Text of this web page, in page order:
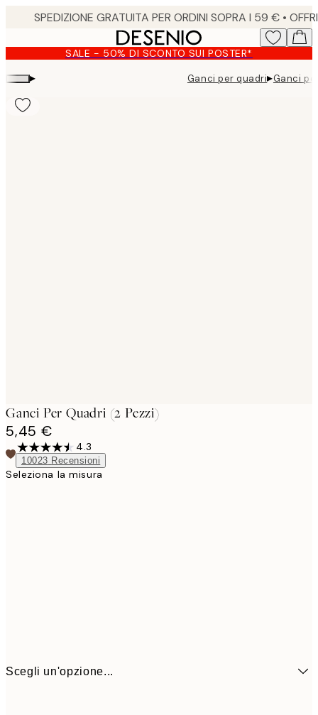
content.
SALE - 50% DI SCONTO SUI POSTER*
▸ Ganci per quadri▸Ganci
Ganci Per Quadri (2 Pezzi)
5,45 €
4.3
10023 Recensioni
Seleziona la misura
Scegli un'opzione...